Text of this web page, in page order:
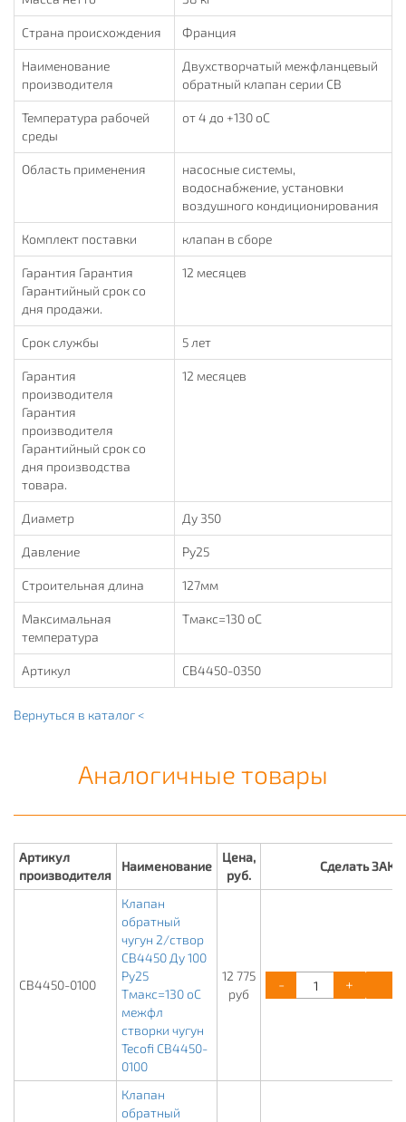
Страна происхождения Франция
Наименование
производителя
Двухстворчатый межфланцевый
обратный клапан серии СВ
Температура рабочей
среды
от 4 до +130 oC
Область применения
насосные системы,
водоснабжение, установки
воздушного кондиционирования
Комплект поставки клапан в сборе
Гарантия Гарантия
Гарантийный срок со
дня продажи.
12 месяцев
Срок службы 5 лет
Гарантия
производителя
Гарантия
производителя
Гарантийный срок со
дня производства
товара.
12 месяцев
Диаметр Ду 350
Давление Ру25
Строительная длина 127мм
Максимальная
температура
Тмакс=130 оС
Артикул CB4450-0350
Вернуться в каталог <
Аналогичные товары
Артикул
производителя
Наименование
Цена,
руб.
Сделать
CB4450-0100
Клапан
обратный
чугун 2/створ
CB4450 Ду 100
Ру25
Тмакс=130 оС
межфл
створки чугун
Tecofi CB4450-
0100
12 775
руб
- +
Клапан
обратный